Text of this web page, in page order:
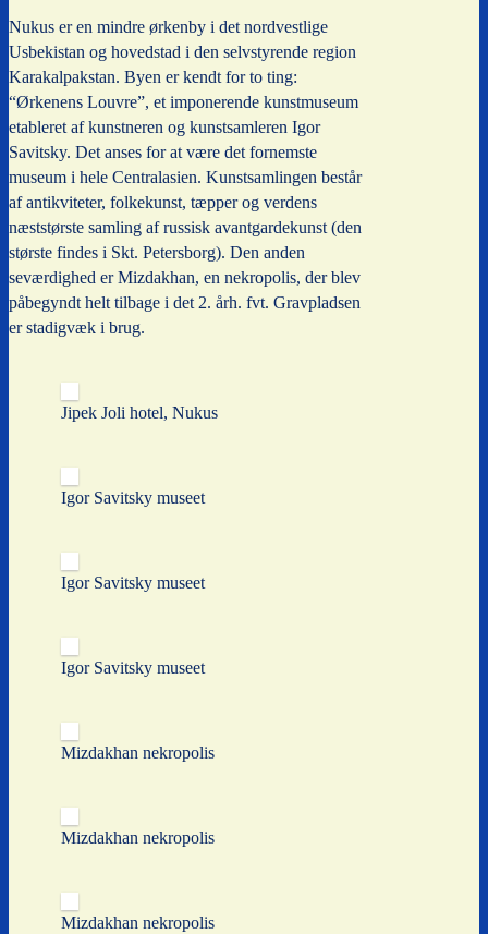
Nukus er en mindre ørkenby i det nordvestlige
Usbekistan og hovedstad i den selvstyrende region
Karakalpakstan. Byen er kendt for to ting:
“Ørkenens Louvre”, et imponerende kunstmuseum
etableret af kunstneren og kunstsamleren Igor
Savitsky. Det anses for at være det fornemste
museum i hele Centralasien. Kunstsamlingen består
af antikviteter, folkekunst, tæpper og verdens
næststørste samling af russisk avantgardekunst (den
største findes i Skt. Petersborg). Den anden
seværdighed er Mizdakhan, en nekropolis, der blev
påbegyndt helt tilbage i det 2. årh. fvt. Gravpladsen
er stadigvæk i brug.
Jipek Joli hotel, Nukus
Igor Savitsky museet
Igor Savitsky museet
Igor Savitsky museet
Mizdakhan nekropolis
Mizdakhan nekropolis
Mizdakhan nekropolis